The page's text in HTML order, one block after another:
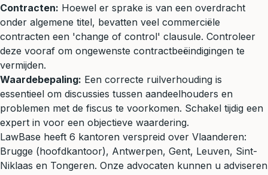
Contracten: Hoewel er sprake is van een overdracht
onder algemene titel, bevatten veel commerciële
contracten een 'change of control' clausule. Controleer
deze vooraf om ongewenste contractbeëindigingen te
vermijden.
Waardebepaling: Een correcte ruilverhouding is
essentieel om discussies tussen aandeelhouders en
problemen met de fiscus te voorkomen. Schakel tijdig een
expert in voor een objectieve waardering.
LawBase heeft 6 kantoren verspreid over Vlaanderen:
Brugge (hoofdkantoor), Antwerpen, Gent, Leuven, Sint-
Niklaas en Tongeren. Onze advocaten kunnen u adviseren